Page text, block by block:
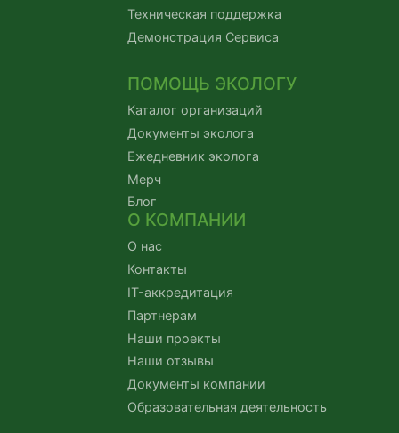
Техническая поддержка
Демонстрация Сервиса
ПОМОЩЬ ЭКОЛОГУ
Каталог организаций
Документы эколога
Ежедневник эколога
Мерч
Блог
О КОМПАНИИ
О нас
Контакты
IT-аккредитация
Партнерам
Наши проекты
Наши отзывы
Документы компании
Образовательная деятельность